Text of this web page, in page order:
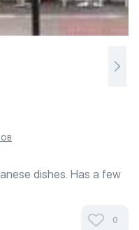
dishes. Has a few
cafe.
0